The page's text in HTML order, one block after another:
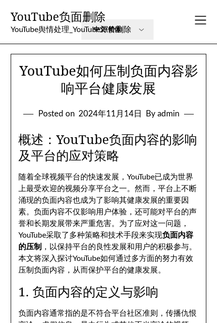
content
YouTube负面删除
YouTube舆情处理_YouTube评价删除
YouTube如何压制负面内容影
响平台健康发展
Posted on 2024年11月14日 By admin
概述：YouTube负面内容的影响
及平台的应对策略
随着全球视频平台的快速发展，YouTube已成为世界
上最受欢迎的视频分享平台之一。然而，平台上不断
涌现的负面内容也成为了影响其健康发展的重要因
素。负面内容不仅影响用户体验，还可能对平台的声
誉和长期发展带来严重危害。为了应对这一问题，
YouTube采取了多种策略和技术手段来实现负面内容
的压制
，以保持平台的良性发展和用户的积极参与。
本文将深入探讨YouTube如何通过多方面的努力有效
压制负面内容，从而保护平台的健康发展。
1. 负面内容的定义与影响
负面内容通常指的是不符合平台社区准则，传播仇恨